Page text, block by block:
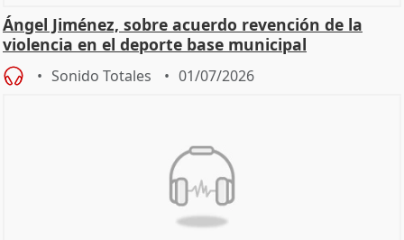
Ángel Jiménez, sobre acuerdo revención de la
violencia en el deporte base municipal
Sonido Totales 01/07/2026